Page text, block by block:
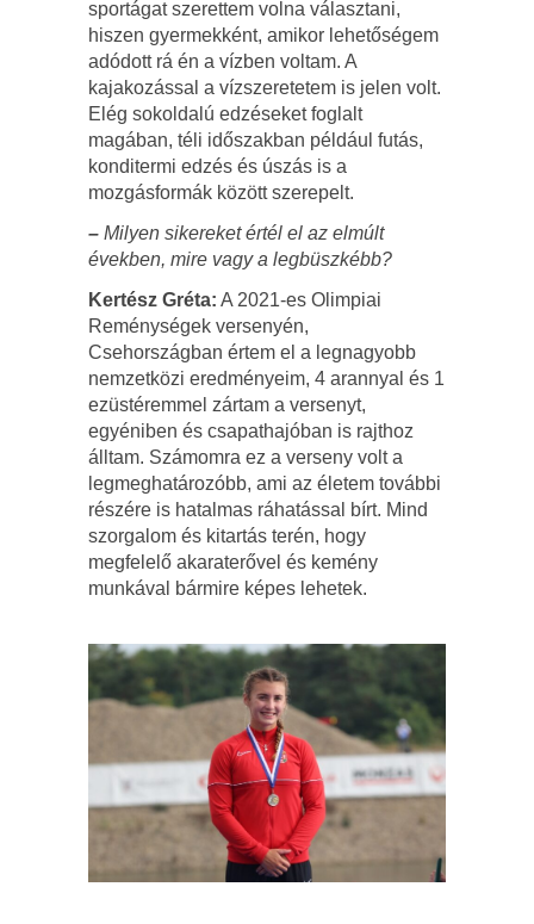
sportágat szerettem volna választani,
hiszen gyermekként, amikor lehetőségem
adódott rá én a vízben voltam. A
kajakozással a vízszeretetem is jelen volt.
Elég sokoldalú edzéseket foglalt
magában, téli időszakban például futás,
konditermi edzés és úszás is a
mozgásformák között szerepelt.
– Milyen sikereket értél el az elmúlt
években, mire vagy a legbüszkébb?
Kertész Gréta: A 2021-es Olimpiai
Reménységek versenyén,
Csehországban értem el a legnagyobb
nemzetközi eredményeim, 4 arannyal és 1
ezüstéremmel zártam a versenyt,
egyéniben és csapathajóban is rajthoz
álltam. Számomra ez a verseny volt a
legmeghatározóbb, ami az életem további
részére is hatalmas ráhatással bírt. Mind
szorgalom és kitartás terén, hogy
megfelelő akaraterővel és kemény
munkával bármire képes lehetek.